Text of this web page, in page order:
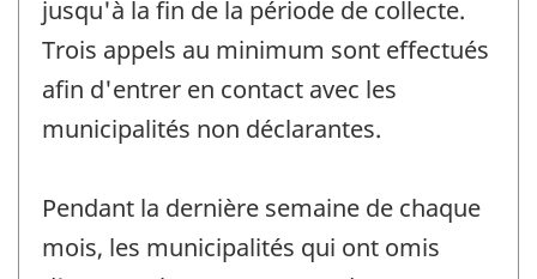
jusqu'à la fin de la période de collecte.
Trois appels au minimum sont effectués
afin d'entrer en contact avec les
municipalités non déclarantes.
Pendant la dernière semaine de chaque
mois, les municipalités qui ont omis